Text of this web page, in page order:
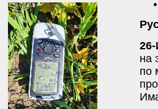
на
по